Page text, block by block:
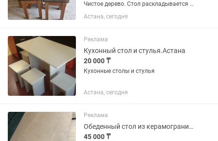
Чистое дерево. Стол раскладывается .
Только самовывоз Жирентаева 13
Астана, сегодня
Реклама
Кухонный стол и стулья.Астана
20 000 ₸
Кухонные столы и стулья
Астана, сегодня
Реклама
Обеденный стол из керамогранита
45 000 ₸